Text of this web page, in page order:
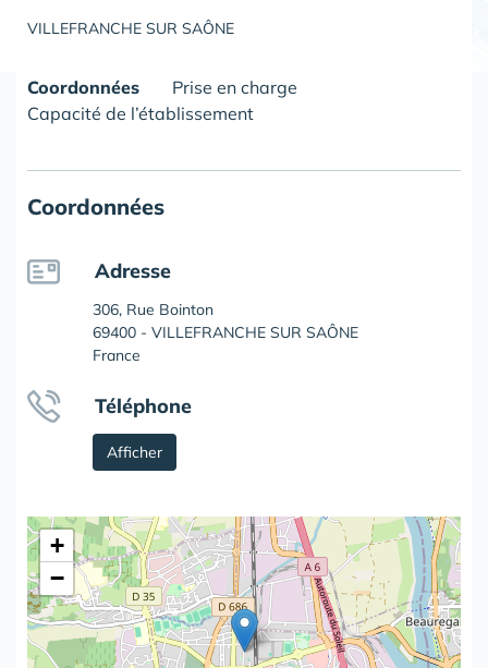
VILLEFRANCHE SUR SAÔNE
Coordonnées
Prise en charge
Capacité de l’établissement
Coordonnées
Adresse
306, Rue Bointon
69400 - VILLEFRANCHE SUR SAÔNE
France
Téléphone
Afficher
+
−